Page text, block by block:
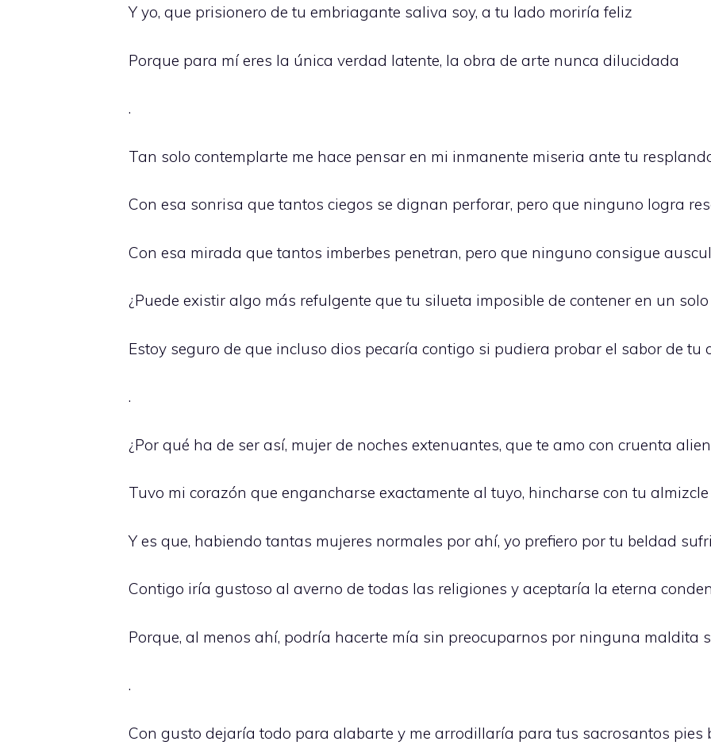
Y yo, que prisionero de tu embriagante saliva soy, a tu lado moriría feliz
Porque para mí eres la única verdad latente, la obra de arte nunca dilucidada
.
Tan solo contemplarte me hace pensar en mi inmanente miseria ante tu
Con esa sonrisa que tantos ciegos se dignan perforar, pero que ninguno logra
Con esa mirada que tantos imberbes penetran, pero que ninguno consigue
¿Puede existir algo más refulgente que tu silueta imposible de contener en un
Estoy seguro de que incluso dios pecaría contigo si pudiera probar el sabor de tu
.
¿Por qué ha de ser así, mujer de noches extenuantes, que te amo con cruenta
Tuvo mi corazón que engancharse exactamente al tuyo, hincharse con tu
Y es que, habiendo tantas mujeres normales por ahí, yo prefiero por tu beldad
Contigo iría gustoso al averno de todas las religiones y aceptaría la eterna
Porque, al menos ahí, podría hacerte mía sin preocuparnos por ninguna maldita
.
Con gusto dejaría todo para alabarte y me arrodillaría para tus sacrosantos pies